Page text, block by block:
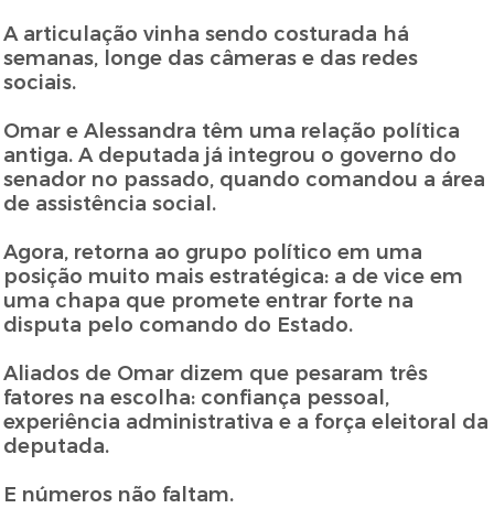
A articulação vinha sendo costurada há
semanas, longe das câmeras e das redes
sociais.
Omar e Alessandra têm uma relação política
antiga. A deputada já integrou o governo do
senador no passado, quando comandou a área
de assistência social.
Agora, retorna ao grupo político em uma
posição muito mais estratégica: a de vice em
uma chapa que promete entrar forte na
disputa pelo comando do Estado.
Aliados de Omar dizem que pesaram três
fatores na escolha: confiança pessoal,
experiência administrativa e a força eleitoral da
deputada.
E números não faltam.